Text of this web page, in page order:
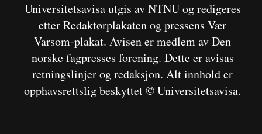
Universitetsavisa utgis av NTNU og redigeres
etter Redaktørplakaten og pressens Vær
Varsom-plakat. Avisen er medlem av Den
norske fagpresses forening. Dette er avisas
retningslinjer og redaksjon. Alt innhold er
opphavsrettslig beskyttet © Universitetsavisa.